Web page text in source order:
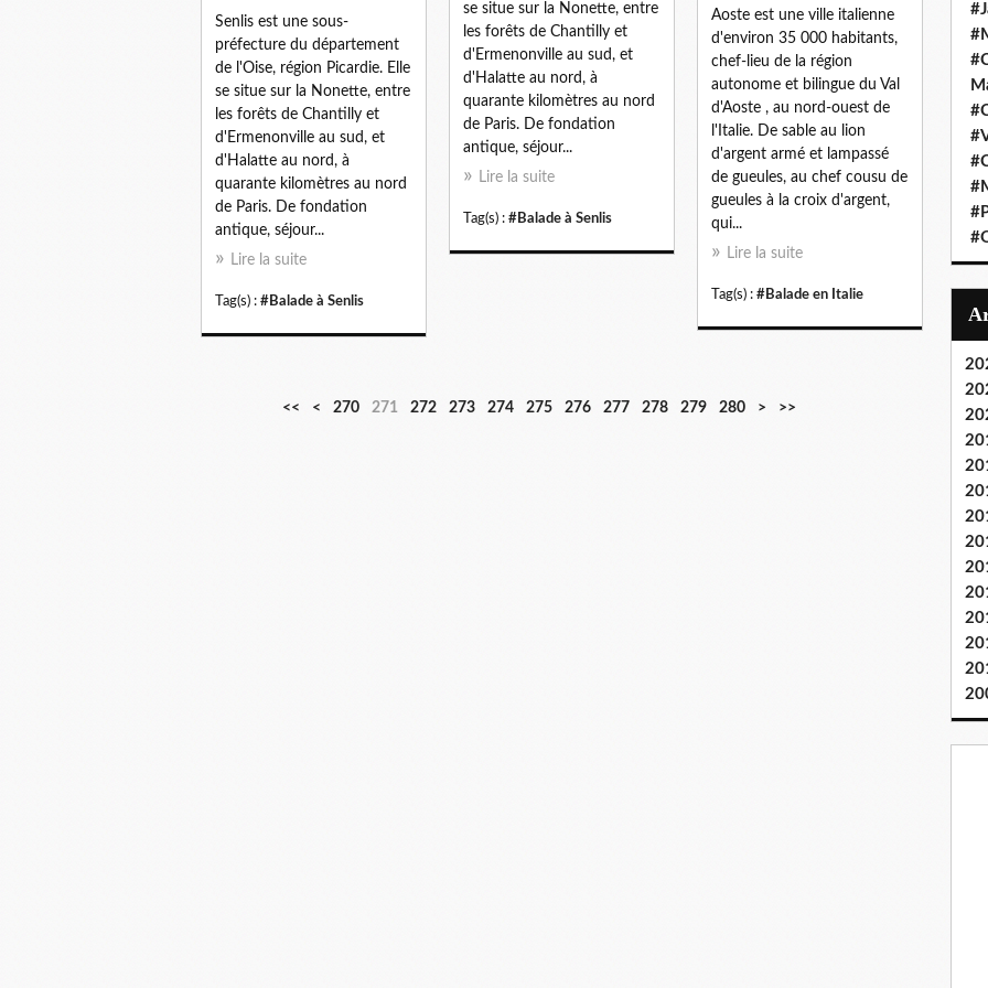
se situe sur la Nonette, entre
les forêts de Chantilly et
d'Ermenonville au sud, et
d'Halatte au nord, à
quarante kilomètres au nord
de Paris. De fondation
antique, séjour...
Lire la suite
Tag(s) : #Balade à Senlis
Aoste est une ville italienne
d'environ 35 000 habitants,
chef-lieu de la région
autonome et bilingue du Val
d'Aoste , au nord-ouest de
l'Italie. De sable au lion
d'argent armé et lampassé
de gueules, au chef cousu de
gueules à la croix d'argent,
qui...
Lire la suite
Tag(s) : #Balade en Italie
Senlis est une sous-
préfecture du département
de l'Oise, région Picardie. Elle
se situe sur la Nonette, entre
les forêts de Chantilly et
d'Ermenonville au sud, et
d'Halatte au nord, à
quarante kilomètres au nord
de Paris. De fondation
antique, séjour...
Lire la suite
Tag(s) : #Balade à Senlis
<< <
2
2
2
2
2
2
2
270 271 272 273 274 275 276 277 278 279 280
2
3
4
5
> >>